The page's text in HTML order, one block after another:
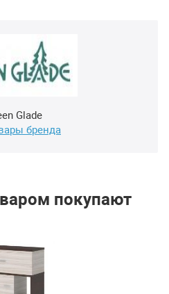
Glade
бренда
покупают